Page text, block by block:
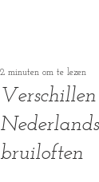
Verschillen
bruiloften
2 minuten om te lezen